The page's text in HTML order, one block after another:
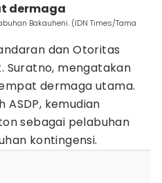
dermaga
Bakauheni. (IDN Times/Tama
dan Otoritas
Suratno, mengatakan
dermaga utama.
ASDP, kemudian
sebagai pelabuhan
kontingensi.